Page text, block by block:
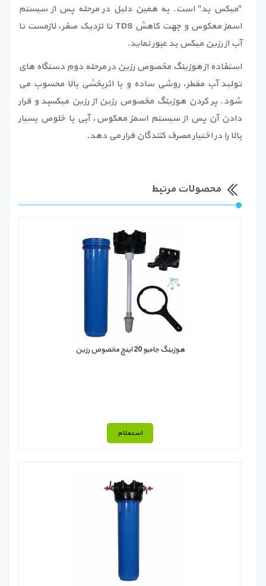
"میکس بد" است. به همین دلیل در مرحله پس از سیستم
اسمز معکوس و جهت کاهش TDS تا نزدیک صفر، لازمست تا
آب از رزین میکس بد عبور نماید.
استفاده از هوزینگ مخصوص رزین در مرحله دوم دستگاه های
تولید آب مقطر، روشی ساده و با اثربخشی بالا محسوب می
شود. پر کردن هوزینگ مخصوص رزین از رزین میکسبد و قرار
دادن آن پس از سیستم اسمز معکوس، آبی با خلوص بسیار
بالا را در اختیار مصرف کنندگان قرار می دهد.
محصولات مرتبط
هوزینگ جامبو 20 اینچ مخصوص رزین
استعلام